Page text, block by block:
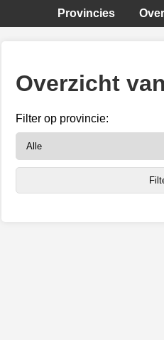
Provincies
Overzicht
Filter op provincie: